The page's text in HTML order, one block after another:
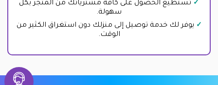
تستطيع الحصول على كافة مشترياتك من المتجر بكل
سهولة.
يوفر لك خدمة توصيل إلى منزلك دون استغراق الكثير من
الوقت.